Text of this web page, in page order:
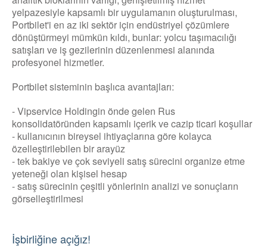
yelpazesiyle kapsamlı bir uygulamanın oluşturulması,
Portbilet'i en az iki sektör için endüstriyel çözümlere
dönüştürmeyi mümkün kıldı, bunlar: yolcu taşımacılığı
satışları ve iş gezilerinin düzenlenmesi alanında
profesyonel hizmetler.
Portbilet sisteminin başlıca avantajları:
- Vipservice Holdingin önde gelen Rus
konsolidatöründen kapsamlı içerik ve cazip ticari koşullar
- kullanıcının bireysel ihtiyaçlarına göre kolayca
özelleştirilebilen bir arayüz
- tek bakiye ve çok seviyeli satış sürecini organize etme
yeteneği olan kişisel hesap
- satış sürecinin çeşitli yönlerinin analizi ve sonuçların
görselleştirilmesi
İşbirliğine açığız!